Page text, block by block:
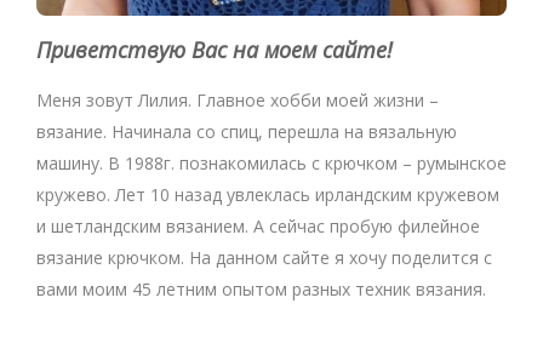
Приветствую Вас на моем сайте!
Меня зовут Лилия. Главное хобби моей жизни –
вязание. Начинала со спиц, перешла на вязальную
машину. В 1988г. познакомилась с крючком – румынское
кружево. Лет 10 назад увлеклась ирландским кружевом
и шетландским вязанием. А сейчас пробую филейное
вязание крючком. На данном сайте я хочу поделится с
вами моим 45 летним опытом разных техник вязания.